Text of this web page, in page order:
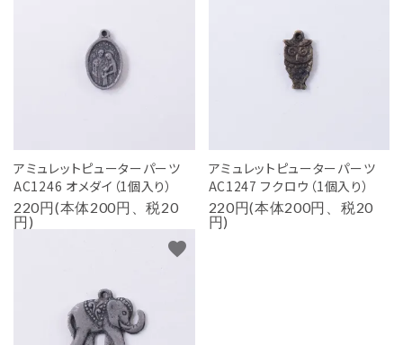
アミュレットピューターパーツ
AC1246 オメダイ（1個入り）
220円(本体200円、税20
円)
アミュレットピューターパーツ
AC1247 フクロウ（1個入り）
220円(本体200円、税20
円)
favorite